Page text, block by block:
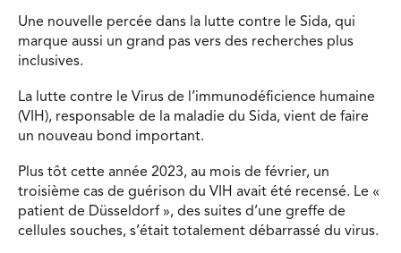
Une nouvelle percée dans la lutte contre le Sida, qui
marque aussi un grand pas vers des recherches plus
inclusives.
La lutte contre le Virus de l’immunodéficience humaine
(VIH), responsable de la maladie du Sida, vient de faire
un nouveau bond important.
Plus tôt cette année 2023, au mois de février, un
troisième cas de guérison du VIH avait été recensé. Le «
patient de Düsseldorf », des suites d’une greffe de
cellules souches, s’était totalement débarrassé du virus.